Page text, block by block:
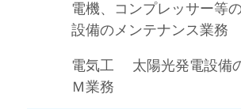
電機、コンプレッサー等
設備のメンテナンス業務
電気工 太陽光発電設備
Ｍ業務